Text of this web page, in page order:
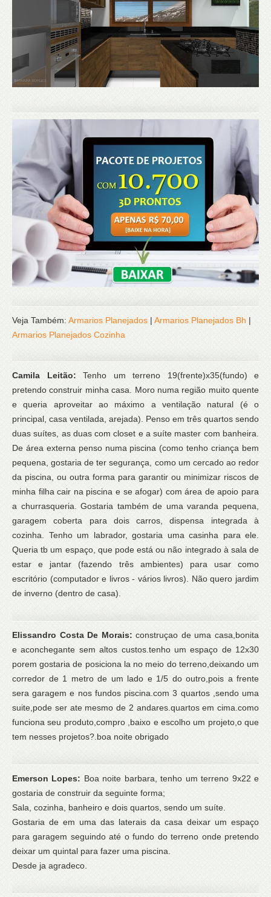
Veja Também: Armarios Planejados | Armarios Planejados Bh |
Armarios Planejados Cozinha
Camila Leitão: Tenho um terreno 19(frente)x35(fundo) e
pretendo construir minha casa. Moro numa região muito quente
e queria aproveitar ao máximo a ventilação natural (é o
principal, casa ventilada, arejada). Penso em três quartos sendo
duas suítes, as duas com closet e a suíte master com banheira.
De área externa penso numa piscina (como tenho criança bem
pequena, gostaria de ter segurança, como um cercado ao redor
da piscina, ou outra forma para garantir ou minimizar riscos de
minha filha cair na piscina e se afogar) com área de apoio para
a churrasqueria. Gostaria também de uma varanda pequena,
garagem coberta para dois carros, dispensa integrada à
cozinha. Tenho um labrador, gostaria uma casinha para ele.
Queria tb um espaço, que pode está ou não integrado à sala de
estar e jantar (fazendo três ambientes) para usar como
escritório (computador e livros - vários livros). Não quero jardim
de inverno (dentro de casa).
Elissandro Costa De Morais:construçao de uma casa,bonita
e aconchegante sem altos custos.tenho um espaço de 12x30
porem gostaria de posiciona la no meio do terreno,deixando um
corredor de 1 metro de um lado e 1/5 do outro,pois a frente
sera garagem e nos fundos piscina.com 3 quartos ,sendo uma
suite,pode ser ate mesmo de 2 andares.quartos em cima.como
funciona seu produto,compro ,baixo e escolho um projeto,o que
tem nesses projetos?.boa noite obrigado
Emerson Lopes: Boa noite barbara, tenho um terreno 9x22 e
gostaria de construir da seguinte forma;
Sala, cozinha, banheiro e dois quartos, sendo um suíte.
Gostaria de em uma das laterais da casa deixar um espaço
para garagem seguindo até o fundo do terreno onde pretendo
deixar um quintal para fazer uma piscina.
Desde ja agradeco.